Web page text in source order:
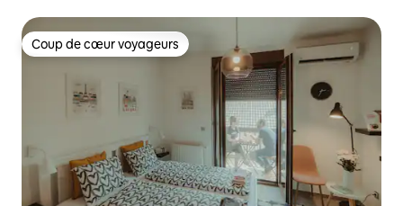
Coup de cœur voyageurs
Coup de cœur voyageurs